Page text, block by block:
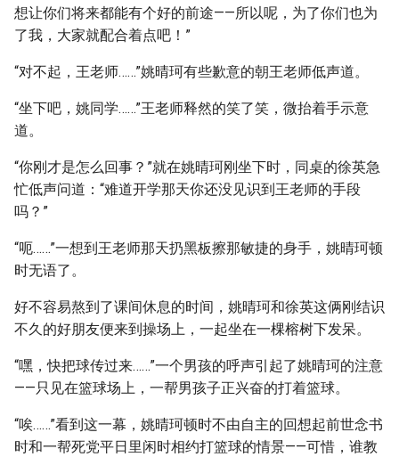
想让你们将来都能有个好的前途——所以呢，为了你们也为
了我，大家就配合着点吧！”
“对不起，王老师……”姚晴珂有些歉意的朝王老师低声道。
“坐下吧，姚同学……”王老师释然的笑了笑，微抬着手示意
道。
“你刚才是怎么回事？”就在姚晴珂刚坐下时，同桌的徐英急
忙低声问道：“难道开学那天你还没见识到王老师的手段
吗？”
“呃……”一想到王老师那天扔黑板擦那敏捷的身手，姚晴珂顿
时无语了。
好不容易熬到了课间休息的时间，姚晴珂和徐英这俩刚结识
不久的好朋友便来到操场上，一起坐在一棵榕树下发呆。
“嘿，快把球传过来……”一个男孩的呼声引起了姚晴珂的注意
——只见在篮球场上，一帮男孩子正兴奋的打着篮球。
“唉……”看到这一幕，姚晴珂顿时不由自主的回想起前世念书
时和一帮死党平日里闲时相约打篮球的情景——可惜，谁教